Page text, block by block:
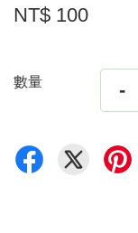
NT$ 100
數量 -